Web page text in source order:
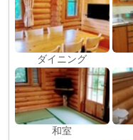
ダイニング
和室